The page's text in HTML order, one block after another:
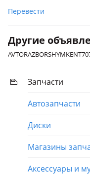
Перевести
Другие
Запчасти
Автозапчасти
Диски
Магазины
Аксессуары и